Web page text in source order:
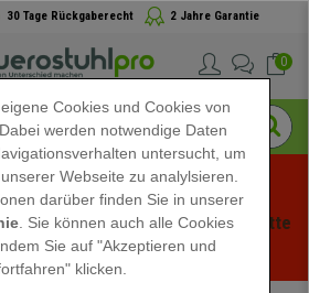
30 Tage Rückgaberecht 2 Jahre Garantie
0
bei buerstuhlpro! Exklusive Rabatte
Zeit - Aktion ansehen -
Cookies und Cookies von
werden notwendige Daten
untersucht, um
Webseite zu analylsieren.
darüber finden Sie in unserer
. Sie können auch alle Cookies
Sie auf "Akzeptieren und
klicken.